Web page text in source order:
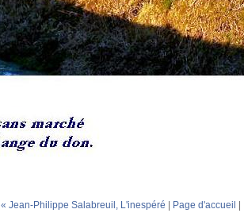
« Jean-Philippe Salabreuil, L'inespéré Page d'accueil